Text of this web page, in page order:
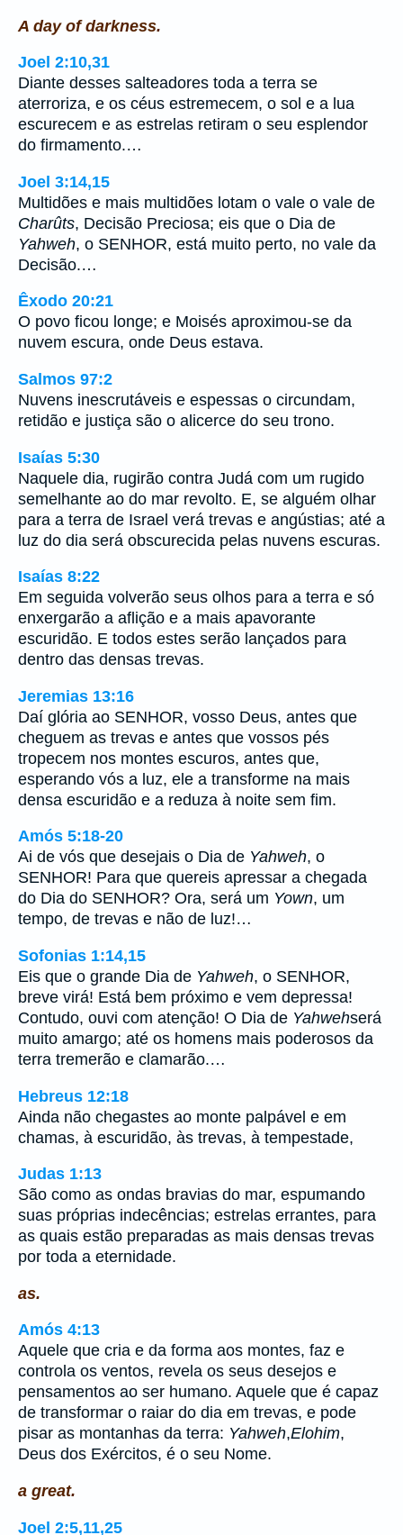
A day of darkness.
Joel 2:10,31
Diante desses salteadores toda a terra se
aterroriza, e os céus estremecem, o sol e a lua
escurecem e as estrelas retiram o seu esplendor
do firmamento.…
Joel 3:14,15
Multidões e mais multidões lotam o vale o vale de
Charûts, Decisão Preciosa; eis que o Dia de
Yahweh, o SENHOR, está muito perto, no vale da
Decisão.…
Êxodo 20:21
O povo ficou longe; e Moisés aproximou-se da
nuvem escura, onde Deus estava.
Salmos 97:2
Nuvens inescrutáveis e espessas o circundam,
retidão e justiça são o alicerce do seu trono.
Isaías 5:30
Naquele dia, rugirão contra Judá com um rugido
semelhante ao do mar revolto. E, se alguém olhar
para a terra de Israel verá trevas e angústias; até a
luz do dia será obscurecida pelas nuvens escuras.
Isaías 8:22
Em seguida volverão seus olhos para a terra e só
enxergarão a aflição e a mais apavorante
escuridão. E todos estes serão lançados para
dentro das densas trevas.
Jeremias 13:16
Daí glória ao SENHOR, vosso Deus, antes que
cheguem as trevas e antes que vossos pés
tropecem nos montes escuros, antes que,
esperando vós a luz, ele a transforme na mais
densa escuridão e a reduza à noite sem fim.
Amós 5:18-20
Ai de vós que desejais o Dia de Yahweh, o
SENHOR! Para que quereis apressar a chegada
do Dia do SENHOR? Ora, será um Yown, um
tempo, de trevas e não de luz!…
Sofonias 1:14,15
Eis que o grande Dia de Yahweh, o SENHOR,
breve virá! Está bem próximo e vem depressa!
Contudo, ouvi com atenção! O Dia de Yahwehserá
muito amargo; até os homens mais poderosos da
terra tremerão e clamarão.…
Hebreus 12:18
Ainda não chegastes ao monte palpável e em
chamas, à escuridão, às trevas, à tempestade,
Judas 1:13
São como as ondas bravias do mar, espumando
suas próprias indecências; estrelas errantes, para
as quais estão preparadas as mais densas trevas
por toda a eternidade.
as.
Amós 4:13
Aquele que cria e da forma aos montes, faz e
controla os ventos, revela os seus desejos e
pensamentos ao ser humano. Aquele que é capaz
de transformar o raiar do dia em trevas, e pode
pisar as montanhas da terra: Yahweh,Elohim,
Deus dos Exércitos, é o seu Nome.
a great.
Joel 2:5,11,25